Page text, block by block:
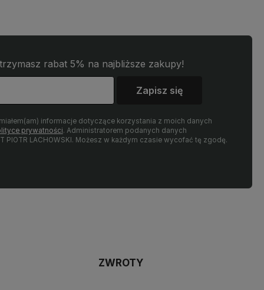
rabat 5% na najbliższe zakupy!
Zapisz się
informacje dotyczące korzystania z moich danych
prywatności. Administratorem podanych danych
PIOTR LACHOWSKI. Możesz w każdym czasie wycofać tę zgodę.
ZWROTY